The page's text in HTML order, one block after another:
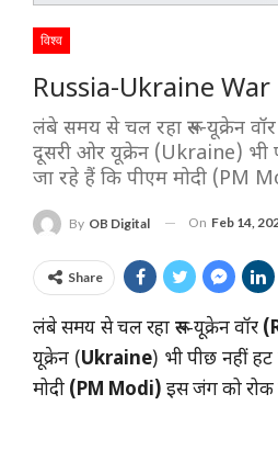
विश्व
Russia-Ukraine War
लंबे समय से चल रहा रूस-यूक्रेन
दूसरी ओर यूक्रेन (Ukraine) भी
जा रहे हैं कि पीएम मोदी (PM
By OB Digital On Feb 14,
Share
लंबे समय से चल रहा रूस-यूक्रेन वॉर
यूक्रेन (Ukraine) भी पीछ नहीं
मोदी (PM Modi) इस जंग को